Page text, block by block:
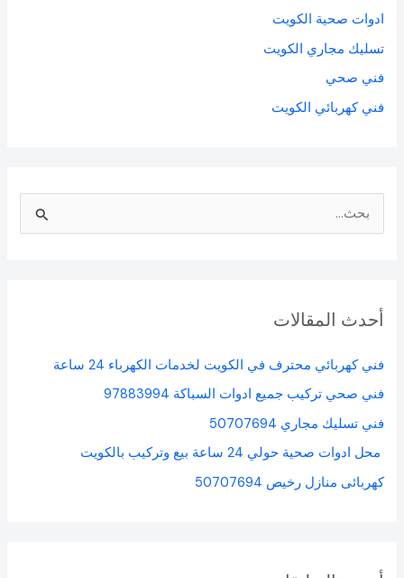
ادوات صحية الكويت
تسليك مجاري الكويت
فني صحي
فني كهربائي الكويت
ث
ن
:
أحدث المقالات
فني كهربائي محترف في الكويت لخدمات الكهرباء 24 ساعة
فني صحي تركيب جميع ادوات السباكة 97883994
فني تسليك مجاري 50707694
محل ادوات صحية حولي 24 ساعة بيع وتركيب بالكويت
كهربائى منازل رخيص 50707694